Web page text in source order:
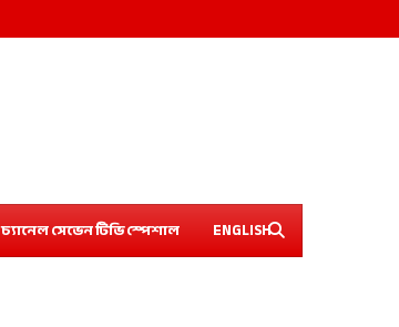
চ্যানেল সেভেন টিভি স্পেশাল ENGLISH